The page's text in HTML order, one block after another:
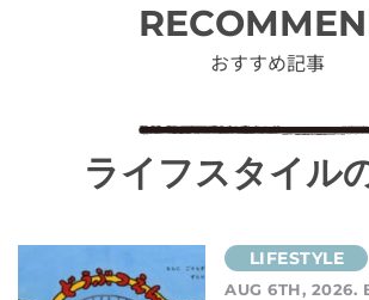
おすすめ記事
ライフスタイル
AUG 6TH, 2026.